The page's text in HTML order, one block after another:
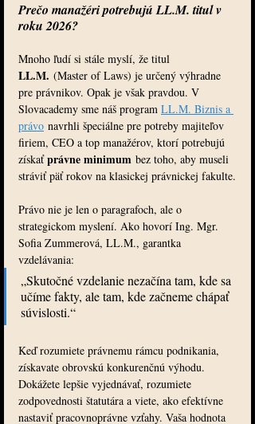
Prečo manažéri potrebujú LL.M. titul v
roku 2026?
Mnoho ľudí si stále myslí, že titul
LL.M. (Master of Laws) je určený výhradne
pre právnikov. Opak je však pravdou. V
Slovacademy sme náš program LL.M. Biznis a
právo navrhli špeciálne pre potreby majiteľov
firiem, CEO a top manažérov, ktorí potrebujú
získať právne minimum bez toho, aby museli
stráviť päť rokov na klasickej právnickej fakulte.
Právo nie je len o paragrafoch, ale o
strategickom myslení. Ako hovorí Ing. Mgr.
Sofia Zummerová, LL.M., garantka
vzdelávania:
„Skutočné vzdelanie nezačína tam, kde sa
učíme fakty, ale tam, kde začneme chápať
súvislosti.“
Keď rozumiete právnemu rámcu podnikania,
získavate obrovskú konkurenčnú výhodu.
Dokážete lepšie vyjednávať, rozumiete
zodpovednosti štatutára a viete, ako efektívne
nastaviť pracovnoprávne vzťahy. Vaša hodnota